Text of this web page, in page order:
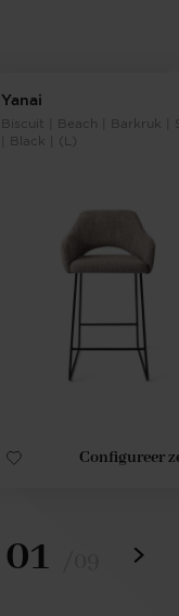
Yanai
Biscuit | Beach | Barkruk |
| Black | (L)
Configureer
01